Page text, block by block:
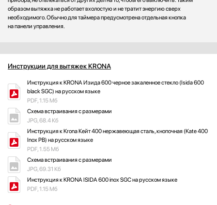
образом вытяжка не работает вхолостую и не тратит энергию сверх
необходимого. Обычно для таймера предусмотрена отдельная кнопка
на панели управления.
Инструкции для вытяжек KRONA
Инструкция к KRONA Изида 600 черное закаленное стекло (Isida 600
black SGC) на русском языке
PDF, 1.15 Мб
Схема встраивания с размерами
JPG, 68.4 Кб
Инструкция к Krona Кейт 400 нержавеющая сталь, кнопочная (Kate 400
Inox PB) на русском языке
PDF, 1.55 Мб
Схема встраивания с размерами
JPG, 69.31 Кб
Инструкция к KRONA ISIDA 600 inox SGC на русском языке
PDF, 1.15 Мб